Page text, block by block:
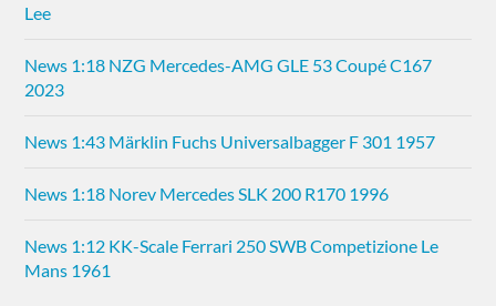
Lee
News 1:18 NZG Mercedes-AMG GLE 53 Coupé C167
2023
News 1:43 Märklin Fuchs Universalbagger F 301 1957
News 1:18 Norev Mercedes SLK 200 R170 1996
News 1:12 KK-Scale Ferrari 250 SWB Competizione Le
Mans 1961